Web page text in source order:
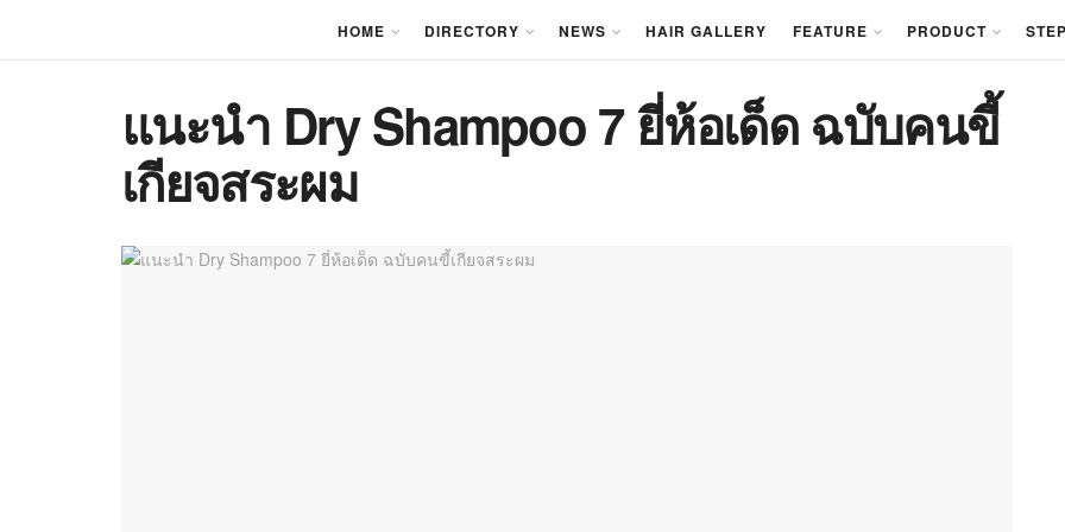
HOME DIRECTORY NEWS HAIR GALLERY FEATURE PRODUCT
แนะนำ Dry Shampoo 7 ยี่ห้อเด็ด ฉบับคนขี้
เกียจสระผม